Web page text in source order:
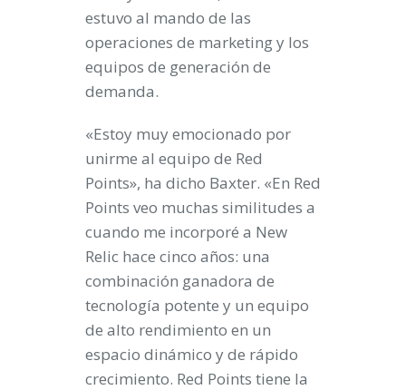
estuvo al mando de las
operaciones de marketing y los
equipos de generación de
demanda.
«Estoy muy emocionado por
unirme al equipo de Red
Points», ha dicho Baxter. «En Red
Points veo muchas similitudes a
cuando me incorporé a New
Relic hace cinco años: una
combinación ganadora de
tecnología potente y un equipo
de alto rendimiento en un
espacio dinámico y de rápido
crecimiento. Red Points tiene la